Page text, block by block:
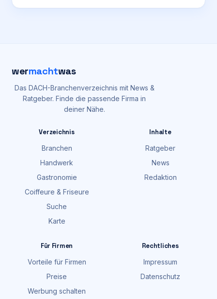
wermachtwas
Das DACH-Branchenverzeichnis mit News &
Ratgeber. Finde die passende Firma in
deiner Nähe.
Verzeichnis
Branchen
Handwerk
Gastronomie
Coiffeure & Friseure
Suche
Karte
Inhalte
Ratgeber
News
Redaktion
Für Firmen
Vorteile für Firmen
Preise
Werbung schalten
Rechtliches
Impressum
Datenschutz